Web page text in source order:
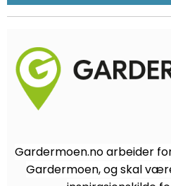
Gardermoen.no arbeider
Gardermoen, og skal